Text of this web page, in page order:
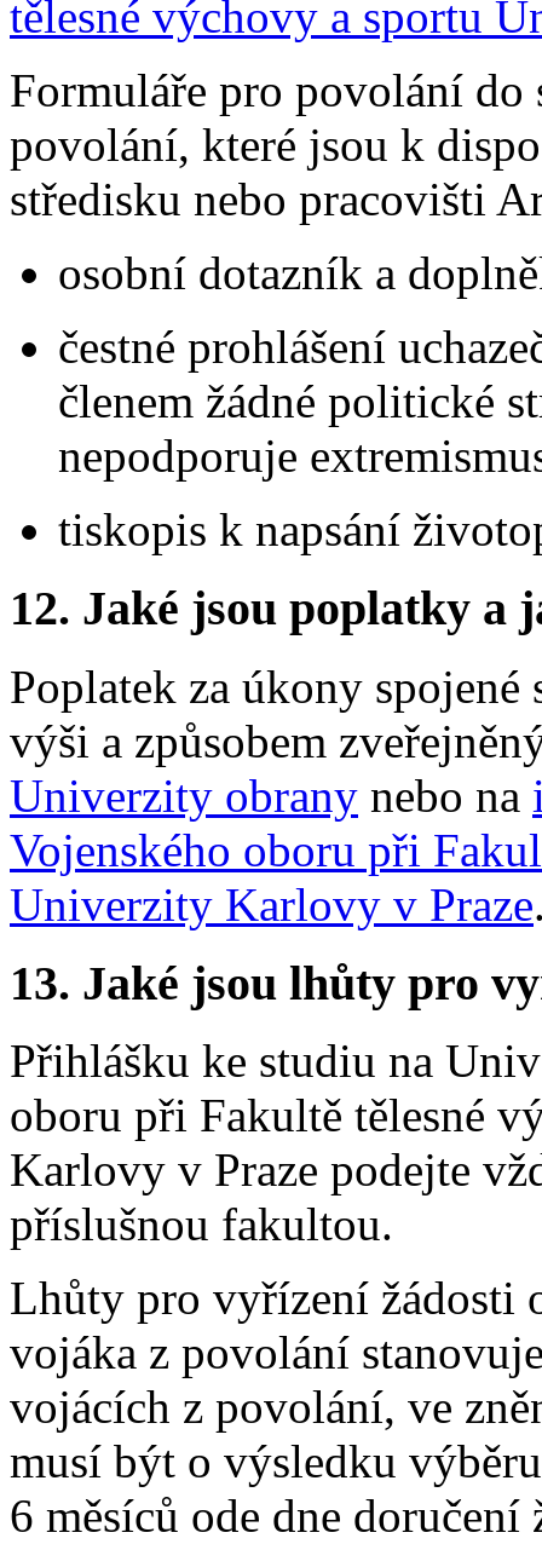
tělesné výchovy a sportu
Formuláře pro povolání do
povolání, které jsou k
středisku nebo pracovišti
osobní dotazník a
čestné prohlášení
členem žádné politické
nepodporuje
tiskopis k napsání
12. Jaké jsou poplatky a
Poplatek za úkony
výši a způsobem
Univerzity obrany nebo na
Vojenského oboru při
Univerzity Karlovy v Praze
13. Jaké jsou lhůty pro
Přihlášku ke studiu na
oboru při Fakultě tělesné
Karlovy v Praze podejte
příslušnou fakultou.
Lhůty pro vyřízení žádosti
vojáka z povolání
vojácích z povolání, ve
musí být o výsledku
6 měsíců ode dne doručení